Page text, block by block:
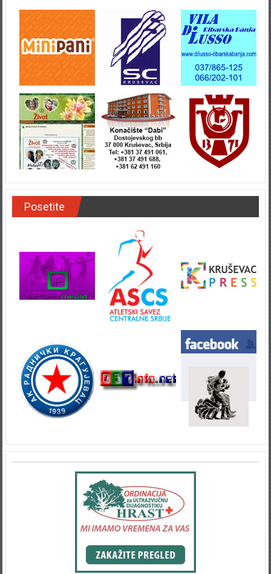
Posetite